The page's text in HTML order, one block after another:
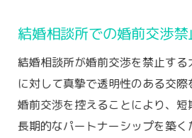
結婚相談所でのルール
婚前交渉禁止のルールで結
より実りあるものに
婚前交渉禁止が活動に
影響
結婚相談所での婚前交渉
結婚相談所が婚前交渉を禁止す
に対して真摯で透明性のある交際
婚前交渉を控えることにより、短
長期的なパートナーシップを築